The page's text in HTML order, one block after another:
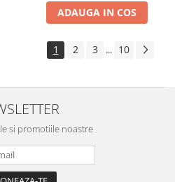
ADAUGA IN COS
1 2 3 ... 10
si promotiile noastre